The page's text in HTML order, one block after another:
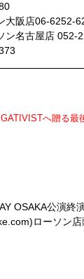
大阪店06-6252-
ン名古屋店 052-
へ贈る最
OSAKA公演
ローソン店